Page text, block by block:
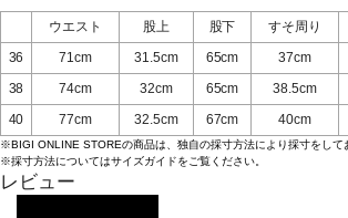
ウエスト 股上 股下 すそ周り
36
71cm 31.5cm 65cm 37cm
38
74cm 32cm 65cm 38.5cm
40
77cm 32.5cm 67cm 40cm
※BIGI ONLINE STOREの商品は、独自の採寸方法により採寸をして
※採寸方法についてはサイズガイドをご覧ください。
レビュー